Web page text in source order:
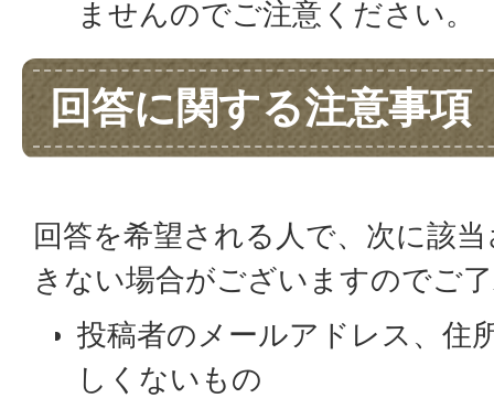
ませんのでご注意ください。
回答に関する注意事項
回答を希望される人で、次に該
きない場合がございますのでご
投稿者のメールアドレス、住
しくないもの